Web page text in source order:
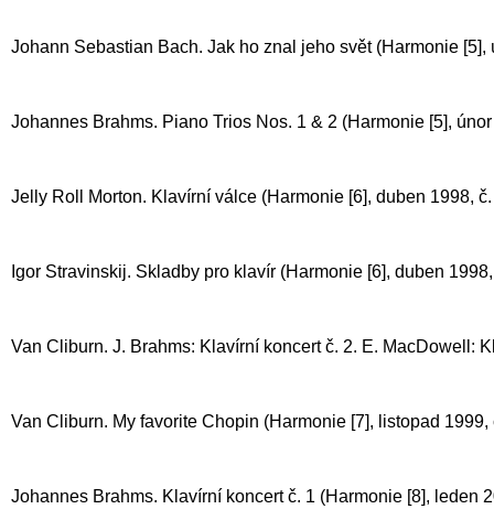
Johann Sebastian Bach. Jak ho znal jeho svět (Harmonie [5],
Johannes Brahms. Piano Trios Nos. 1 & 2 (Harmonie [5],
Jelly Roll Morton. Klavírní válce (Harmonie [6], duben 1998, č.
Igor Stravinskij. Skladby pro klavír (Harmonie [6], duben
Van Cliburn. J. Brahms: Klavírní koncert č. 2. E. MacDowell:
Van Cliburn. My favorite Chopin (Harmonie [7], listopad 1999,
Johannes Brahms. Klavírní koncert č. 1 (Harmonie [8], leden